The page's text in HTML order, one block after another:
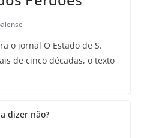
o jornal O Estado de S.
de cinco décadas, o texto
dizer não?